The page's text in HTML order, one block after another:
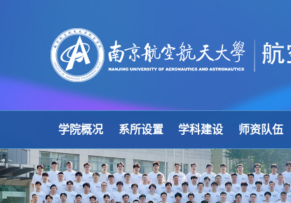
学院概况 系所设置 学科建设 师资队伍